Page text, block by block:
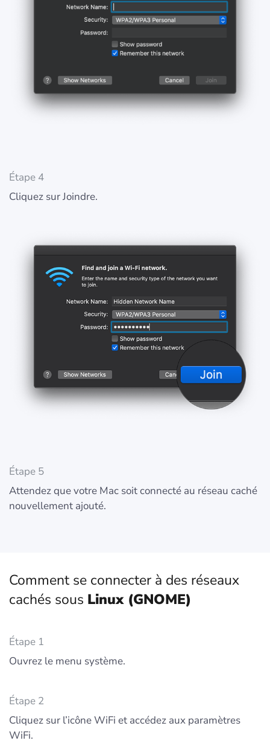
Étape 4
Cliquez sur Joindre.
Étape 5
Attendez que votre Mac soit connecté au réseau caché
nouvellement ajouté.
Comment se connecter à des réseaux
cachés sous Linux (GNOME)
Étape 1
Ouvrez le menu système.
Étape 2
Cliquez sur l’icône WiFi et accédez aux paramètres
WiFi.